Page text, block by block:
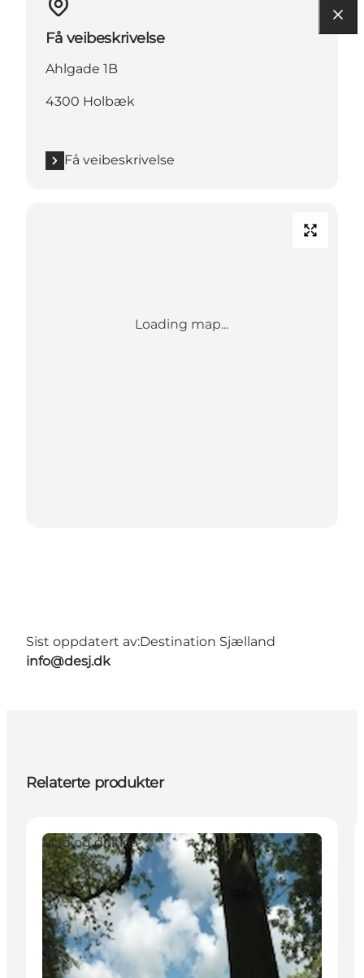
Få veibeskrivelse
Ahlgade 1B
4300 Holbæk
Få veibeskrivelse
Loading map...
Sist oppdatert av:Destination Sjælland
info@desj.dk
Relaterte produkter
Mad og drikke